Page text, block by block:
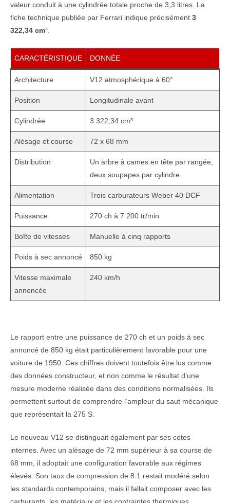
valeur conduit à une cylindrée totale proche de 3,3 litres. La
fiche technique publiée par Ferrari indique précisément 3
322,34 cm³
CARACTÉRISTIQUE DONNÉE
Architecture V12 atmosphérique à 60°
Position Longitudinale avant
Cylindrée 3 322,34 cm³
Alésage et course 72 x 68 mm
Distribution
Un arbre à cames en tête par rangée,
deux soupapes par cylindre
Alimentation Trois carburateurs Weber 40 DCF
Puissance 270 ch à 7 200 tr/min
Boîte de vitesses Manuelle à cinq rapports
Poids à sec annoncé 850 kg
Vitesse maximale
annoncée
240 km/h
Le rapport entre une puissance de 270 ch et un poids à sec
annoncé de 850 kg était particulièrement favorable pour une
voiture de 1950. Ces chiffres doivent toutefois être lus comme
des données constructeur, et non comme le résultat d’une
mesure moderne réalisée dans des conditions normalisées. Ils
permettent surtout de comprendre l’ampleur du saut mécanique
que représentait la 275 S.
Le nouveau V12 se distinguait également par ses cotes
internes. Avec un alésage de 72 mm supérieur à sa course de
68 mm, il adoptait une configuration favorable aux régimes
élevés. Son taux de compression de 8:1 restait modéré selon
les standards contemporains, mais il fallait composer avec les
carburants, les matériaux et les contraintes thermiques